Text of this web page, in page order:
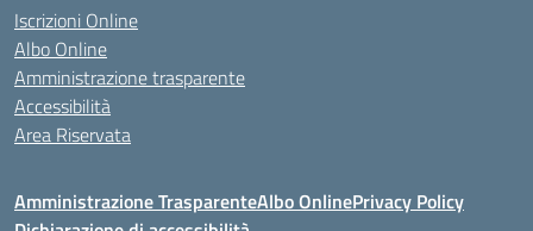
Iscrizioni Online
Albo Online
Amministrazione trasparente
Accessibilità
Area Riservata
Amministrazione TrasparenteAlbo OnlinePrivacy Policy